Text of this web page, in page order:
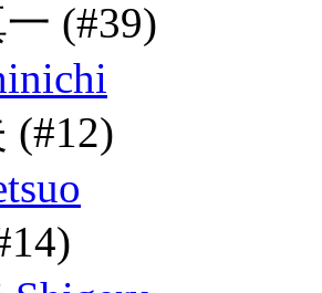
(#39)
(#12)